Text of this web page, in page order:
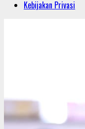
Kebijakan Privasi